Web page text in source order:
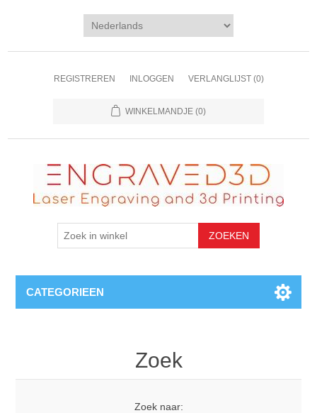
REGISTREREN INLOGGEN VERLANGLIJST (0)
WINKELMANDJE (0)
CATEGORIEEN
Zoek
Zoek naar: